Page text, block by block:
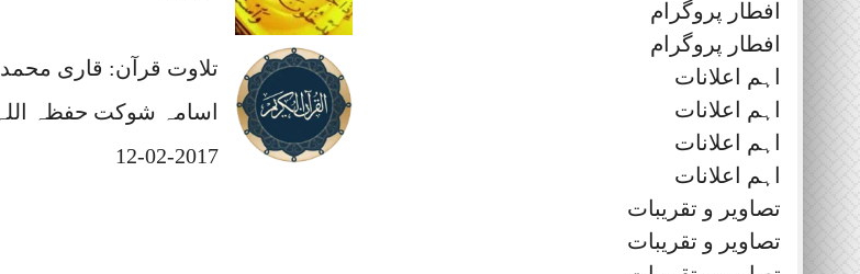
تلاوت قرآن: قاری محمد
اسامہ شوکت حفظہ اللہ
2017-02-12
افطار پروگرام
افطار پروگرام
اہم اعلانات
اہم اعلانات
اہم اعلانات
اہم اعلانات
تصاویر و تقریبات
تصاویر و تقریبات